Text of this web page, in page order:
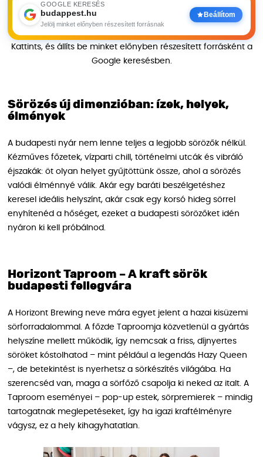
GOOGLE KERESÉS
budappest.hu
Jelölj minket előnyben részesített forrásnak
Beállítom
Kattints, és állíts be minket előnyben részesített forrásként a
Google keresésben.
Sörözés új dimenzióban: ízek, helyek,
élmények
A budapesti nyár nem lenne teljes a legjobb sörözők nélkül.
Kézműves főzetek, vízparti chill, történelmi utcák és vibráló
éjszakák: öt olyan helyet gyűjtöttünk össze, ahol a sörözés
valódi élménnyé válik. Akár egy baráti beszélgetéshez
keresel ideális helyszínt, akár csak egy korsó hideg sörrel
enyhítenéd a hőséget, ezeket a budapesti sörözőket idén
nyáron ki kell próbálnod.
Horizont Taproom – A kraft sörök
budapesti fellegvára
A Horizont Brewing neve mára egyet jelent a hazai kisüzemi
sörforradalommal. A főzde Taproomja közvetlenül a gyártás
helyszíne mellett működik, így nemcsak a friss, díjnyertes
söröket kóstolhatod – mint például a legendás Hazy Queen
–, de betekintést is nyerhetsz a sörkészítés világába. Ha
szerencséd van, maga a sörfőző csapolja ki neked az italt. A
Taproom eseményei – pop-up estek, sörpremierek – mindig
tartogatnak meglepetéseket, így ha igazi kraftélményre
vágysz, ez a hely kihagyhatatlan.